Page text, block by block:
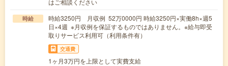
はご相談ください
時給
時給3250円 月収例 52万0000円 時給3250円×実働8h×週5
日×4週 ※月収例を保証するものではありません。※給与即受
取りサービス利用可（利用条件有）
交通費
1ヶ月3万円を上限として実費支給